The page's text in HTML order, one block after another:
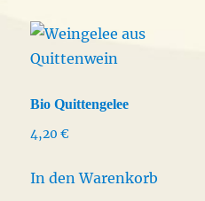
Bio Quittengelee
4,20€
In den Warenkorb